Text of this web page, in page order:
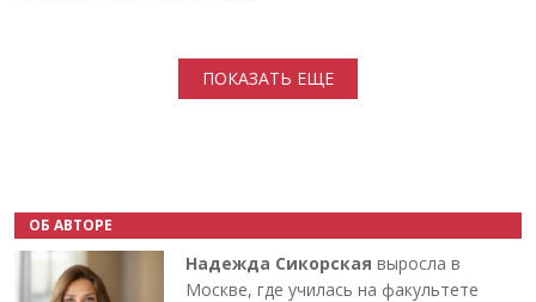
ПОКАЗАТЬ ЕЩЕ
ОБ АВТОРЕ
Надежда Сикорская выросла в
Москве, где училась на факультете